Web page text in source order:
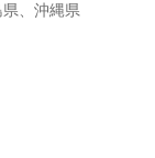
、沖縄県